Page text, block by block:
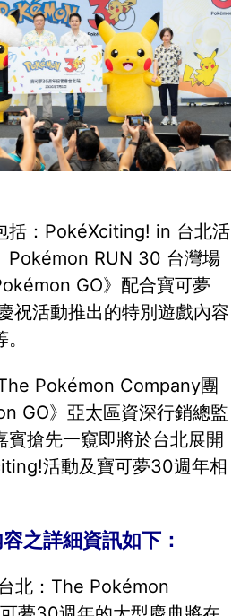
括：PokéXciting! in 台北活
Pokémon RUN 30 台灣場
GO》配合寶可夢
祝活動推出的特別遊戲內容
Pokémon Company團
GO》亞太區資深行銷總監
賓搶先一窺即將於台北展開
活動及寶可夢30週年相
之詳細資訊如下：
北：The Pokémon